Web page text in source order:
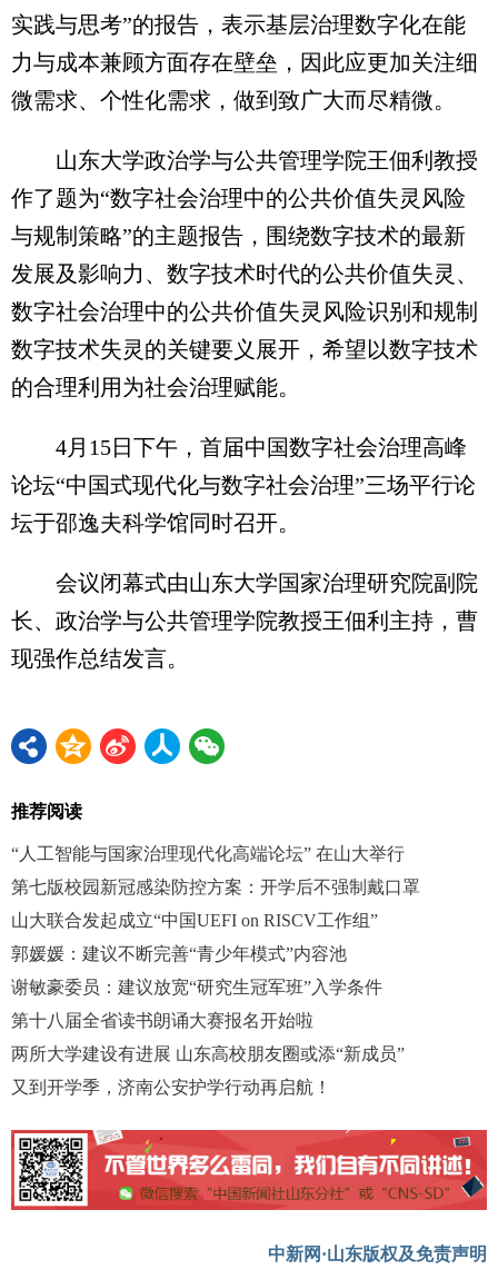
实践与思考”的报告，表示基层治理数字化在能
力与成本兼顾方面存在壁垒，因此应更加关注细
微需求、个性化需求，做到致广大而尽精微。
山东大学政治学与公共管理学院王佃利教授
作了题为“数字社会治理中的公共价值失灵风险
与规制策略”的主题报告，围绕数字技术的最新
发展及影响力、数字技术时代的公共价值失灵、
数字社会治理中的公共价值失灵风险识别和规制
数字技术失灵的关键要义展开，希望以数字技术
的合理利用为社会治理赋能。
4月15日下午，首届中国数字社会治理高峰
论坛“中国式现代化与数字社会治理”三场平行论
坛于邵逸夫科学馆同时召开。
会议闭幕式由山东大学国家治理研究院副院
长、政治学与公共管理学院教授王佃利主持，曹
现强作总结发言。
推荐阅读
“人工智能与国家治理现代化高端论坛” 在山大举行
第七版校园新冠感染防控方案：开学后不强制戴口罩
山大联合发起成立“中国UEFI on RISCV工作组”
郭媛媛：建议不断完善“青少年模式”内容池
谢敏豪委员：建议放宽“研究生冠军班”入学条件
第十八届全省读书朗诵大赛报名开始啦
两所大学建设有进展 山东高校朋友圈或添“新成员”
又到开学季，济南公安护学行动再启航！
中新网·山东版权及免责声明